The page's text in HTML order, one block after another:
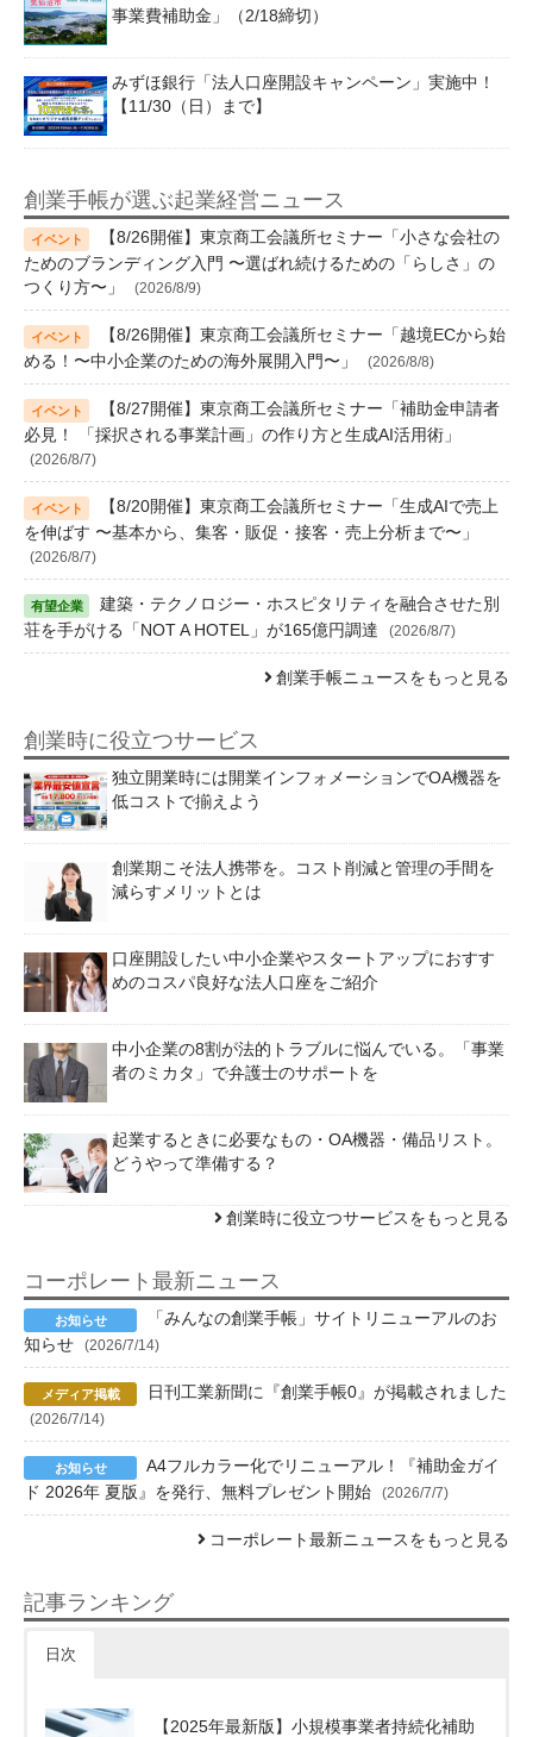
事業費補助金」（2/18締切）
みずほ銀行「法人口座開設キャンペーン」実施中！
【11/30（日）まで】
創業手帳が選ぶ起業経営ニュース
【8/26開催】東京商工会議所セミナー「小さな会社の
ためのブランディング入門 〜選ばれ続けるための「らしさ」の
つくり方〜」
(2026/8/9)
【8/26開催】東京商工会議所セミナー「越境ECから始
める！〜中小企業のための海外展開入門〜」
(2026/8/8)
【8/27開催】東京商工会議所セミナー「補助金申請者
必見！ 「採択される事業計画」の作り方と生成AI活用術」
(2026/8/7)
【8/20開催】東京商工会議所セミナー「生成AIで売上
を伸ばす 〜基本から、集客・販促・接客・売上分析まで〜」
(2026/8/7)
建築・テクノロジー・ホスピタリティを融合させた別
荘を手がける「NOT A HOTEL」が165億円調達
(2026/8/7)
創業手帳ニュースをもっと見る
創業時に役立つサービス
独立開業時には開業インフォメーションでOA機器を
低コストで揃えよう
創業期こそ法人携帯を。コスト削減と管理の手間を
減らすメリットとは
口座開設したい中小企業やスタートアップにおすす
めのコスパ良好な法人口座をご紹介
中小企業の8割が法的トラブルに悩んでいる。「事業
者のミカタ」で弁護士のサポートを
起業するときに必要なもの・OA機器・備品リスト。
どうやって準備する？
創業時に役立つサービスをもっと見る
コーポレート最新ニュース
「みんなの創業手帳」サイトリニューアルのお
知らせ
(2026/7/14)
日刊工業新聞に『創業手帳0』が掲載されました
(2026/7/14)
A4フルカラー化でリニューアル！『補助金ガイ
ド 2026年 夏版』を発行、無料プレゼント開始
(2026/7/7)
コーポレート最新ニュースをもっと見る
記事ランキング
日次
【2025年最新版】小規模事業者持続化補助